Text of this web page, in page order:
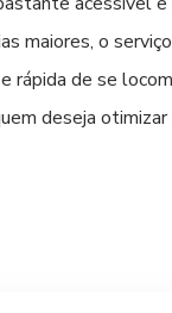
maiores, o
rápida de se
deseja
forneçam